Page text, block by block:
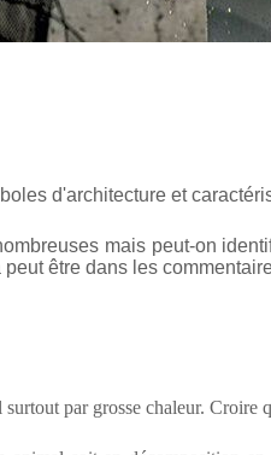
d'architecture et
mais peut-on
être dans les
par grosse chaleur. Croire